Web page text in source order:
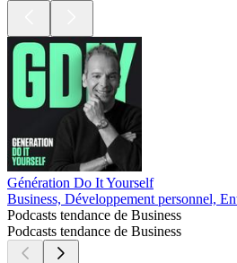
Génération Do It Yourself
Business, Développement personnel,
Podcasts tendance de Business
Podcasts tendance de Business